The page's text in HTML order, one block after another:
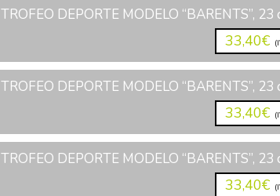
TROFEO DEPORTE MODELO “BARENTS”, 23
33,40€
TROFEO DEPORTE MODELO “BARENTS”, 23
33,40€
TROFEO DEPORTE MODELO “BARENTS”, 23
33,40€